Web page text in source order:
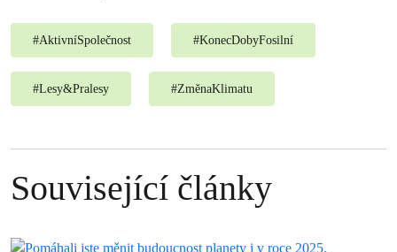
#AktivníSpolečnost #KonecDobyFosilní
#Lesy&Pralesy #ZměnaKlimatu
Související články